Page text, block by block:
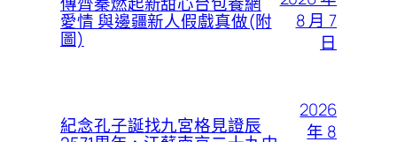
愛情 與邊疆新人假戲真做(附
圖)
8 月 7
日
紀念孔子誕找九宮格見證辰
2026
年 8